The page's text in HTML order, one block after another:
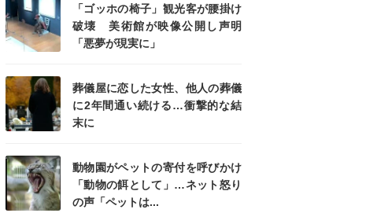
「ゴッホの椅子」観光客が腰掛け
破壊 美術館が映像公開し声明
「悪夢が現実に」
葬儀屋に恋した女性、他人の葬儀
に2年間通い続ける…衝撃的な結
末に
動物園がペットの寄付を呼びかけ
「動物の餌として」…ネット怒り
の声「ペットは...